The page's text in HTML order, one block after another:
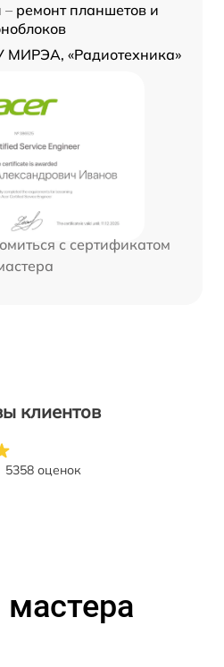
– ремонт планшетов и
МИРЭА, «Радиотехника»
с сертификатом
клиентов
5358 оценок